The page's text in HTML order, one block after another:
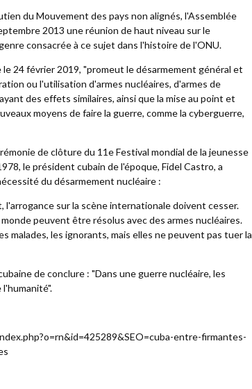
du Mouvement des pays non alignés, l'Assemblée
2013 une réunion de haut niveau sur le
consacrée à ce sujet dans l'histoire de l'ONU.
24 février 2019, "promeut le désarmement général et
ou l'utilisation d'armes nucléaires, d'armes de
des effets similaires, ainsi que la mise au point et
moyens de faire la guerre, comme la cyberguerre,
de clôture du 11e Festival mondial de la jeunesse
le président cubain de l'époque, Fidel Castro, a
du désarmement nucléaire :
l'arrogance sur la scène internationale doivent cesser.
peuvent être résolus avec des armes nucléaires.
malades, les ignorants, mais elles ne peuvent pas tuer la
de conclure : "Dans une guerre nucléaire, les
entre-firmantes-